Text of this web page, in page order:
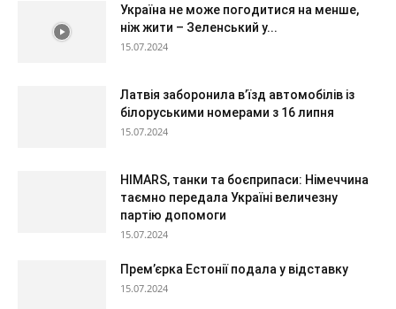
Україна не може погодитися на менше,
ніж жити – Зеленський у...
15.07.2024
Латвія заборонила в’їзд автомобілів із
білоруськими номерами з 16 липня
15.07.2024
HIMARS, танки та боєприпаси: Німеччина
таємно передала Україні величезну
партію допомоги
15.07.2024
Прем’єрка Естонії подала у відставку
15.07.2024